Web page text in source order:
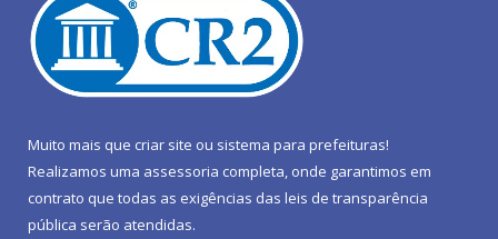
Muito mais que criar site ou sistema para prefeituras!
Realizamos uma assessoria completa, onde garantimos em
contrato que todas as exigências das leis de transparência
pública serão atendidas.